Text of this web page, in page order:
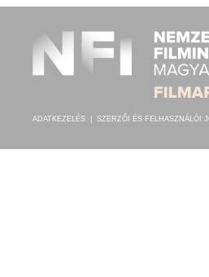
ADATKEZELÉS SZERZŐI ÉS FELHASZNÁLÓI